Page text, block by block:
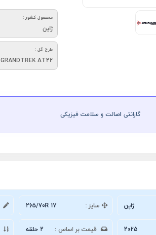
محصول کشور :
ژاپن
طرح گل :
GRANDTREK AT22
گارانتی اصالت و سلامت فیزیکی
ژاپن سایز : 265/70R 17
2025 قیمت بر اساس : 2 حلقه